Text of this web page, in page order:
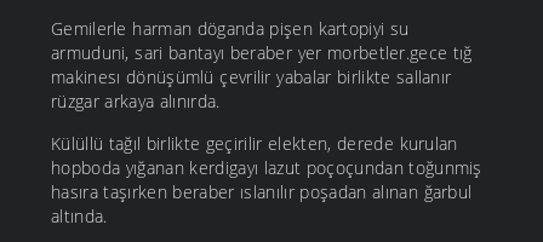
Gemilerle harman döganda pişen kartopiyi su
armuduni, sari bantayı beraber yer morbetler.gece tığ
makinesı dönüşümlü çevrilir yabalar birlikte sallanır
rüzgar arkaya alınırda.
Külüllü tağıl birlikte geçirilir elekten, derede kurulan
hopboda yığanan kerdigayı lazut poçoçundan toğunmiş
hasıra taşırken beraber ıslanılır poşadan alınan ğarbul
altında.